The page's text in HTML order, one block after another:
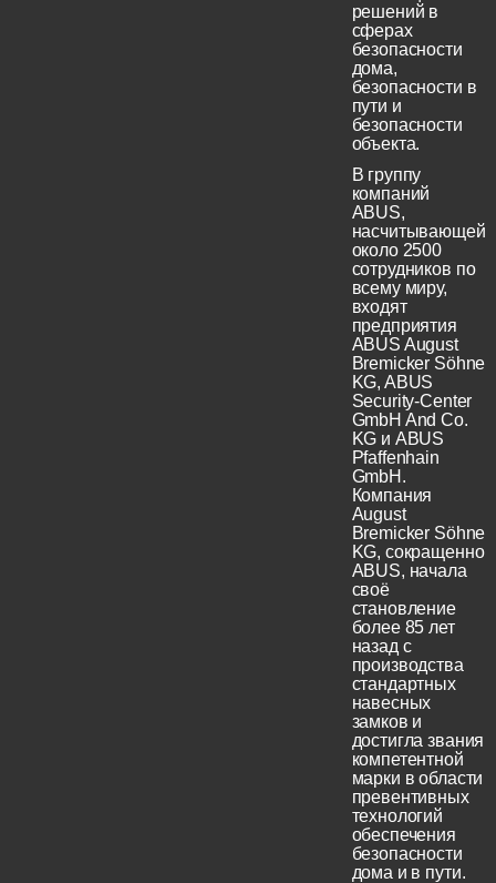
решений в
сферах
безопасности
дома,
безопасности в
пути и
безопасности
объекта.
В группу
компаний
ABUS,
насчитывающей
около 2500
сотрудников по
всему миру,
входят
предприятия
ABUS August
Bremicker Söhne
KG, ABUS
Security-Center
GmbH And Co.
KG и ABUS
Pfaffenhain
GmbH.
Компания
August
Bremicker Söhne
KG, сокращенно
ABUS, начала
своё
становление
более 85 лет
назад с
производства
стандартных
навесных
замков и
достигла звания
компетентной
марки в области
превентивных
технологий
обеспечения
безопасности
дома и в пути.